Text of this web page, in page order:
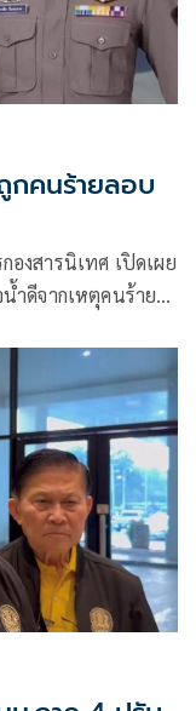
กคนร้ายลอบ
งสารนิเทศ เปิดเผย
ำดีจากเหตุคนร้าย
กิดขึ้นเมื่อเวลา